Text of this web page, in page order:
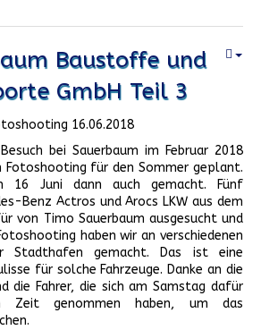
Baustoffe und
GmbH Teil 3
16.06.2018
bei Sauerbaum im Februar 2018
Fotoshooting für den Sommer geplant.
16 Juni dann auch gemacht. Fünf
Benz Actros und Arocs LKW aus dem
von Timo Sauerbaum ausgesucht und
haben wir an verschiedenen
Stadthafen gemacht. Das ist eine
für solche Fahrzeuge. Danke an die
die Fahrer, die sich am Samstag dafür
Zeit genommen haben, um das